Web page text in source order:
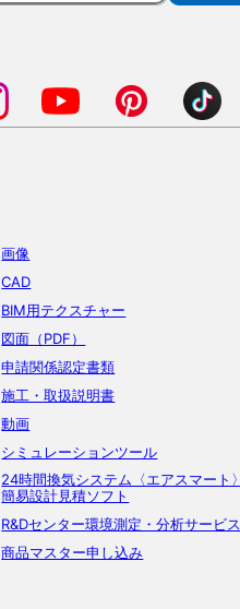
画像
CAD
BIM用テクスチャー
図面（PDF）
申請関係認定書類
施工・取扱説明書
動画
シミュレーションツール
24時間換気システム〈エアスマート〉
簡易設計見積ソフト
R&Dセンター環境測定・分析サービス
商品マスター申し込み